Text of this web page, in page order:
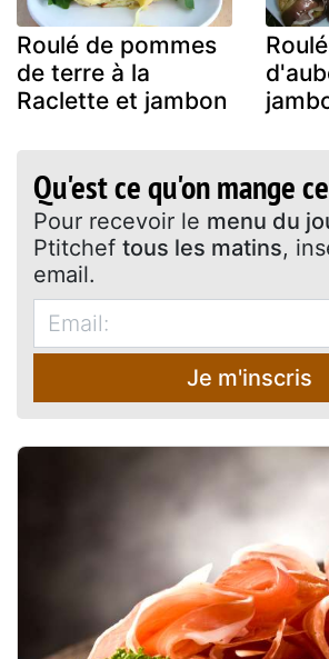
Roulé de pommes
de terre à la
Raclette et jambon
Qu'est ce qu'on mange
Pour recevoir le menu du
Ptitchef tous les matins,
email.
Je m'inscris